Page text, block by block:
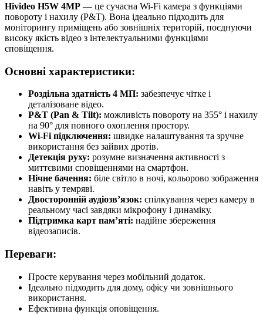
Hivideo H5W 4MP — це сучасна Wi-Fi камера з функціями
повороту і нахилу (P&T). Вона ідеально підходить для
моніторингу приміщень або зовнішніх територій, поєднуючи
високу якість відео з інтелектуальними функціями
сповіщення.
Основні характеристики:
Роздільна здатність 4 МП: забезпечує чітке і
деталізоване відео.
P&T (Pan & Tilt): можливість повороту на 355° і нахилу
на 90° для повного охоплення простору.
Wi-Fi підключення: швидке налаштування та зручне
використання без зайвих дротів.
Детекція руху: розумне визначення активності з
миттєвими сповіщеннями на смартфон.
Нічне бачення: біле світло в ночі, кольорово зображення
навіть у темряві.
Двосторонній аудіозв’язок: спілкування через камеру в
реальному часі завдяки мікрофону і динаміку.
Підтримка карт пам’яті: надійне збереження
відеозаписів.
Переваги:
Просте керування через мобільний додаток.
Ідеально підходить для дому, офісу чи зовнішнього
використання.
Ефективна функція оповіщення.